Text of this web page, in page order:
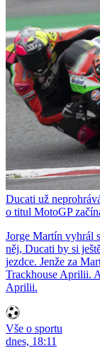
Ducati už
o titul MotoGP
Jorge Martín vyhrál
něj, Ducati by si
jezdce. Jenže za
Trackhouse Aprilii.
Aprilii.
Vše o sportu
dnes, 18:11